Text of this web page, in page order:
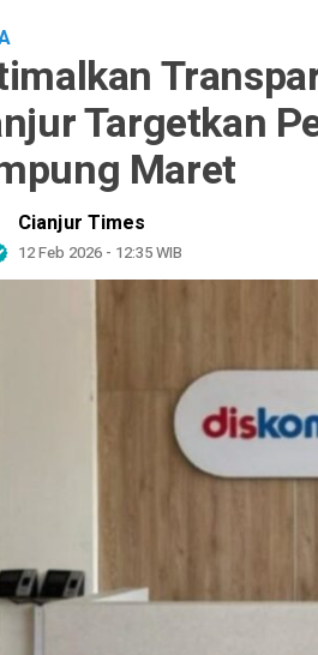
Targetkan
Maret
Cianjur Times
12 Feb 2026 - 12:35 WIB